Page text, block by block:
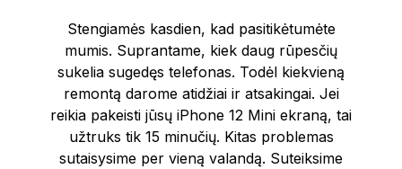
Stengiamės kasdien, kad pasitikėtumėte
mumis. Suprantame, kiek daug rūpesčių
sukelia sugedęs telefonas. Todėl kiekvieną
remontą darome atidžiai ir atsakingai. Jei
reikia pakeisti jūsų iPhone 12 Mini ekraną, tai
užtruks tik 15 minučių. Kitas problemas
sutaisysime per vieną valandą. Suteiksime